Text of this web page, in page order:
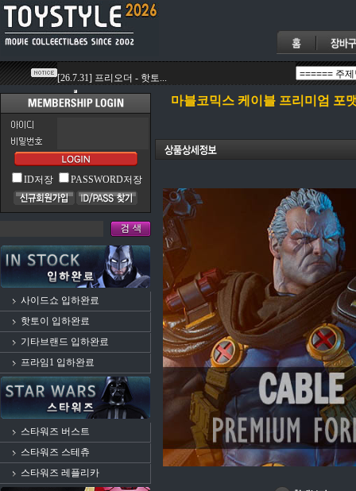
ID저장 PASSWORD저장
사이드쇼 입하완료
핫토이 입하완료
기타브랜드 입하완료
프라임1 입하완료
스타워즈 버스트
스타워즈 스테츄
스타워즈 레플리카
마블코믹스 케이블 프리미엄 포